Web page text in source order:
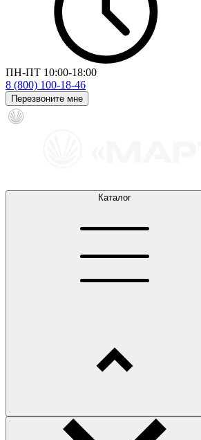
ПН-ПТ 10:00-18:00
8 (800) 100-18-46
Перезвоните мне
Каталог